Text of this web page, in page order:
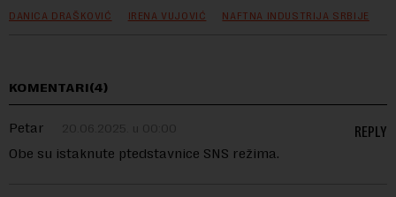
DANICA DRAŠKOVIĆ IRENA VUJOVIĆ NAFTNA INDUSTRIJA SRBIJE
KOMENTARI(4)
Petar 20.06.2025. u 00:00
Obe su istaknute ptedstavnice SNS režima.
REPLY